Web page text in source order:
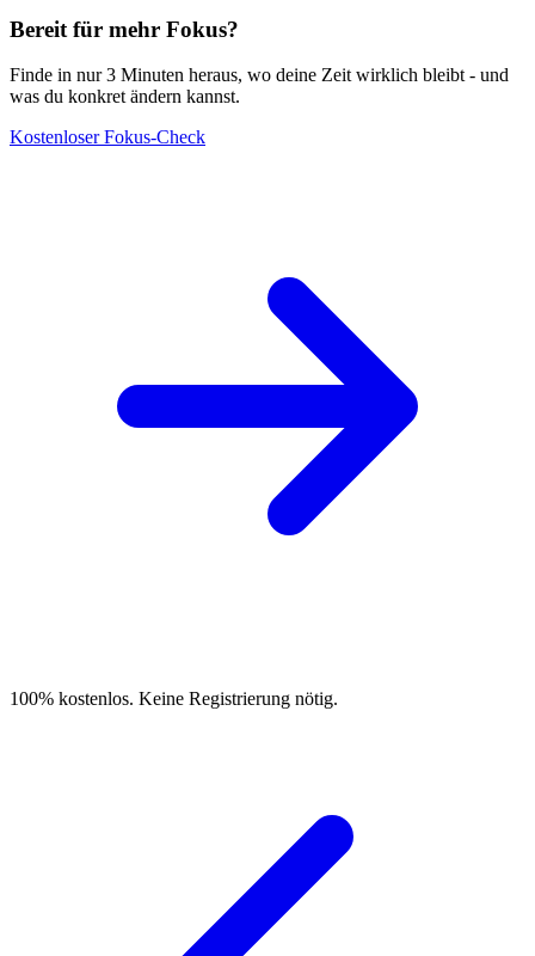
Bereit für mehr Fokus?
Finde in nur 3 Minuten heraus, wo deine Zeit wirklich bleibt - und
was du konkret ändern kannst.
Kostenloser Fokus-Check
100% kostenlos. Keine Registrierung nötig.